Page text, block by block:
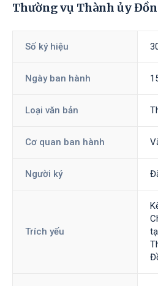
Thường vụ Thành ủy
Số ký hiệu
Ngày ban hành
Loại văn bản
Cơ quan ban hành
Người ký
Trích yếu